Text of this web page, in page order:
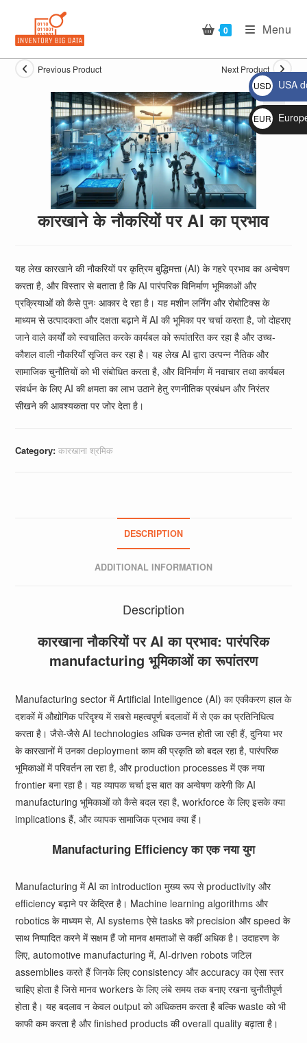
content
0 Menu
Previous Product Next Product
🔍
कारखाने के नौकरियों पर AI का प्रभाव
यह लेख कारखाने की नौकरियों पर कृत्रिम बुद्धिमत्ता (AI) के गहरे प्रभाव का अन्वेषण
करता है, और विस्तार से बताता है कि AI पारंपरिक विनिर्माण भूमिकाओं और
प्रक्रियाओं को कैसे पुनः आकार दे रहा है। यह मशीन लर्निंग और रोबोटिक्स के
माध्यम से उत्पादकता और दक्षता बढ़ाने में AI की भूमिका पर चर्चा करता है, जो दोहराए
जाने वाले कार्यों को स्वचालित करके कार्यबल को रूपांतरित कर रहा है और उच्च-
कौशल वाली नौकरियाँ सृजित कर रहा है। यह लेख AI द्वारा उत्पन्न नैतिक और
सामाजिक चुनौतियों को भी संबोधित करता है, और विनिर्माण में नवाचार तथा कार्यबल
संवर्धन के लिए AI की क्षमता का लाभ उठाने हेतु रणनीतिक प्रबंधन और निरंतर
सीखने की आवश्यकता पर जोर देता है।
Category:कारखाना श्रमिक
DESCRIPTION
ADDITIONAL INFORMATION
Description
कारखाना नौकरियों पर AI का प्रभाव: पारंपरिक
manufacturing भूमिकाओं का रूपांतरण
Manufacturing sector में Artificial Intelligence (AI) का एकीकरण हाल के
दशकों में औद्योगिक परिदृश्य में सबसे महत्वपूर्ण बदलावों में से एक का प्रतिनिधित्व
करता है। जैसे-जैसे AI technologies अधिक उन्नत होती जा रही हैं, दुनिया भर
के कारखानों में उनका deployment काम की प्रकृति को बदल रहा है, पारंपरिक
भूमिकाओं में परिवर्तन ला रहा है, और production processes में एक नया
frontier बना रहा है। यह व्यापक चर्चा इस बात का अन्वेषण करेगी कि AI
manufacturing भूमिकाओं को कैसे बदल रहा है, workforce के लिए इसके क्या
implications हैं, और व्यापक सामाजिक प्रभाव क्या हैं।
Manufacturing Efficiency का एक नया युग
Manufacturing में AI का introduction मुख्य रूप से productivity और
efficiency बढ़ाने पर केंद्रित है। Machine learning algorithms और
robotics के माध्यम से, AI systems ऐसे tasks को precision और speed के
साथ निष्पादित करने में सक्षम हैं जो मानव क्षमताओं से कहीं अधिक है। उदाहरण के
लिए, automotive manufacturing में, AI-driven robots जटिल
assemblies करते हैं जिनके लिए consistency और accuracy का ऐसा स्तर
चाहिए होता है जिसे मानव workers के लिए लंबे समय तक बनाए रखना चुनौतीपूर्ण
होता है। यह बदलाव न केवल output को अधिकतम करता है बल्कि waste को भी
काफी कम करता है और finished products की overall quality बढ़ाता है।
USD
$
USA
EUR
€